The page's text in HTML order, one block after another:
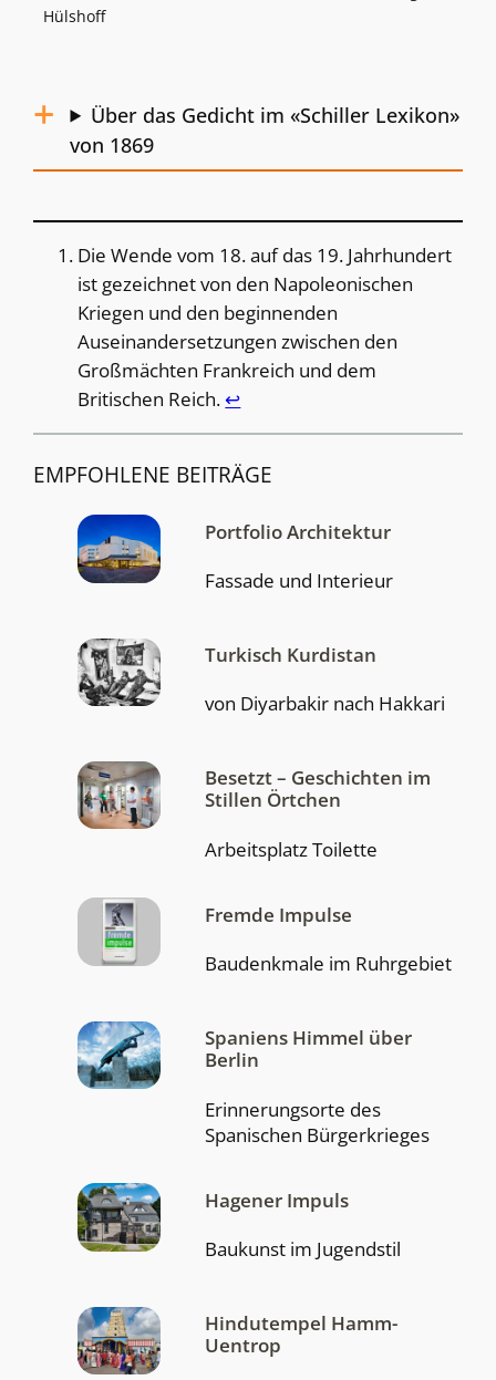
Hülshoff
Über das Gedicht im «Schiller Lexikon»
von 1869
Die Wende vom 18. auf das 19. Jahrhundert
ist gezeichnet von den Napoleonischen
Kriegen und den beginnenden
Auseinandersetzungen zwischen den
Großmächten Frankreich und dem
Britischen Reich.↩︎
EMPFOHLENE BEITRÄGE
Portfolio Architektur
Fassade und Interieur
Turkisch Kurdistan
von Diyarbakir nach Hakkari
Besetzt – Geschichten im
Stillen Örtchen
Arbeitsplatz Toilette
Fremde Impulse
Baudenkmale im Ruhrgebiet
Spaniens Himmel über
Berlin
Erinnerungsorte des
Spanischen Bürgerkrieges
Hagener Impuls
Baukunst im Jugendstil
Hindutempel Hamm-
Uentrop